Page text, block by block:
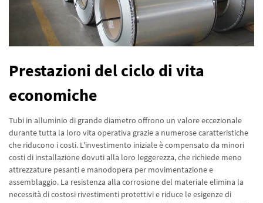
Prestazioni del ciclo di vita
economiche
Tubi in alluminio di grande diametro offrono un valore eccezionale
durante tutta la loro vita operativa grazie a numerose caratteristiche
che riducono i costi. L'investimento iniziale è compensato da minori
costi di installazione dovuti alla loro leggerezza, che richiede meno
attrezzature pesanti e manodopera per movimentazione e
assemblaggio. La resistenza alla corrosione del materiale elimina la
necessità di costosi rivestimenti protettivi e riduce le esigenze di